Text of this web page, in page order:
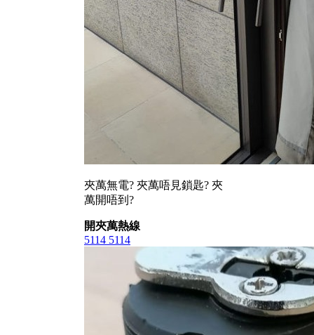
夾萬無電? 夾萬唔見鎖匙? 夾
萬開唔到?
開夾萬熱線
5114 5114